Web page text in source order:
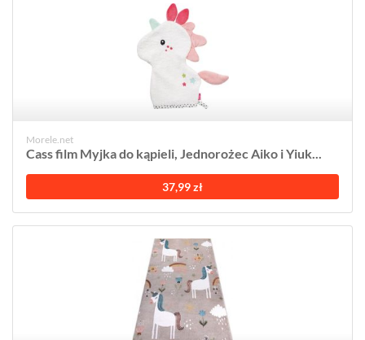
Morele.net
Cass film Myjka do kąpieli, Jednorożec Aiko i Yiuk...
37,99 zł